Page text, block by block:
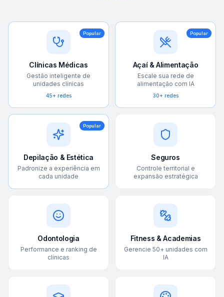
Popular
Clínicas Médicas
Gestão inteligente de
unidades clínicas
45+ redes
Popular
Açaí & Alimentação
Escale sua rede de
alimentação com IA
30+ redes
Popular
Depilação & Estética
Padronize a experiência em
cada unidade
Seguros
Controle territorial e
expansão estratégica
Odontologia
Performance e ranking de
clínicas
Fitness & Academias
Gerencie 50+ unidades com
IA